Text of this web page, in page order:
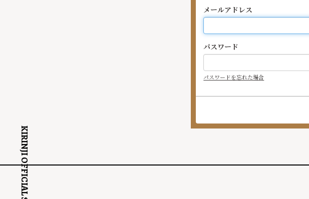
KIRINJI OFFICIAL SITE
メールアドレス
パスワード
パスワードを忘れた場合